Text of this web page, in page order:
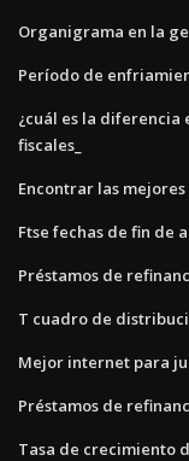
Organigrama en la
Período de
¿cuál es la diferencia
fiscales_
Encontrar las
Ftse fechas de fin de
Préstamos de
T cuadro de
Mejor internet para
Préstamos de
Tasa de crecimiento